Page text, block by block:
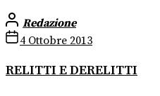
Redazione
4 Ottobre 2013
RELITTI E DERELITTI